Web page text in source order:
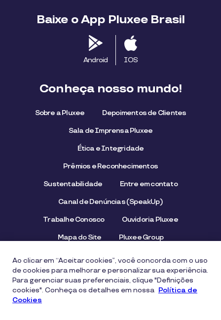
Baixe o App Pluxee Brasil
Android IOS
Conheça nosso mundo!
Sobre a Pluxee Depoimentos de Clientes
Sala de Imprensa Pluxee
Ética e Integridade
Prêmios e Reconhecimentos
Sustentabilidade Entre em contato
Canal de Denúncias (SpeakUp)
Trabalhe Conosco Ouvidoria Pluxee
Mapa do Site Pluxee Group
Aviso de Privacidade Termos de uso
Ao clicar em “Aceitar cookies”, você concorda com o uso
de cookies para melhorar e personalizar sua experiência.
Para gerenciar suas preferenciais, clique "Definições
cookies". Conheça os detalhes em nossa Política de
Cookies